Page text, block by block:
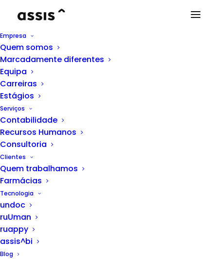
Empresa
Quem somos
Marcadamente diferentes
Equipa
Carreiras
Estágios
Serviços
Contabilidade
Recursos Humanos
Consultoria
Clientes
Quem trabalhamos
Farmácias
Tecnologia
undoc
ruUman
ruappy
assis^bi
Blog
THINK CORPORATE
Desmistificar um
Relatório e Contas
A divulgação do Relatório e Contas é
um momento crucial na
imagem que uma empresa
pretende mostrar ao público, pelo
que é importante desmistificá-lo.